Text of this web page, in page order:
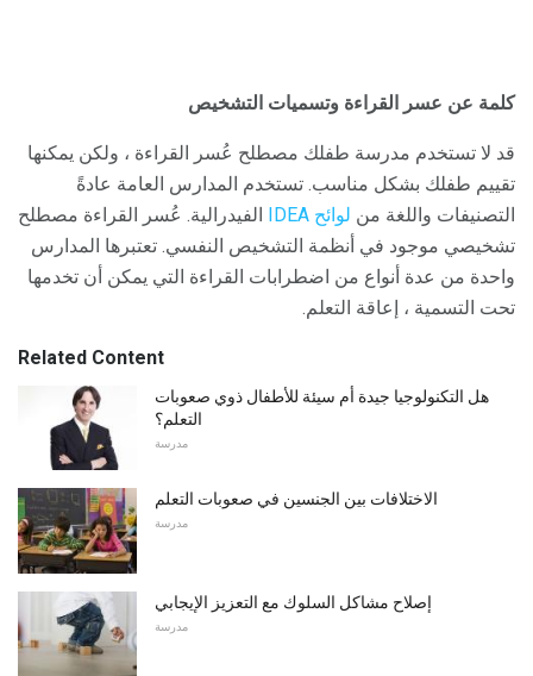
كلمة عن عسر القراءة وتسميات التشخيص
قد لا تستخدم مدرسة طفلك مصطلح عُسر القراءة ، ولكن يمكنها
تقييم طفلك بشكل مناسب. تستخدم المدارس العامة عادةً
التصنيفات واللغة من لوائح IDEA
الفيدرالية. عُسر القراءة مصطلح
تشخيصي موجود في أنظمة التشخيص النفسي. تعتبرها المدارس
واحدة من عدة أنواع من اضطرابات القراءة التي يمكن أن تخدمها
تحت التسمية ، إعاقة التعلم.
Related Content
هل التكنولوجيا جيدة أم سيئة للأطفال ذوي صعوبات
التعلم؟
مدرسة
الاختلافات بين الجنسين في صعوبات التعلم
مدرسة
إصلاح مشاكل السلوك مع التعزيز الإيجابي
مدرسة